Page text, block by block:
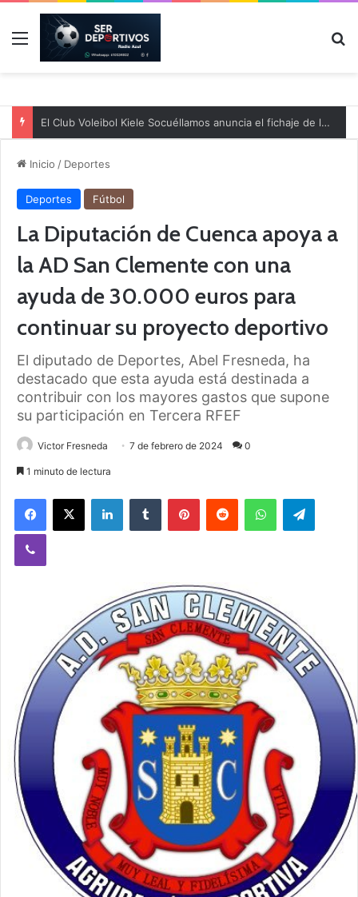
Menú
El Club Voleibol Kiele Socuéllamos anuncia el fichaje de la central norteamericana Morgan Thurlow para la temporada 2026/2027
Inicio / Deportes
Deportes Fútbol
La Diputación de Cuenca apoya a
la AD San Clemente con una
ayuda de 30.000 euros para
continuar su proyecto deportivo
El diputado de Deportes, Abel Fresneda, ha
destacado que esta ayuda está destinada a
contribuir con los mayores gastos que supone
su participación en Tercera RFEF
Victor Fresneda 7 de febrero de 2024 0
1 minuto de lectura